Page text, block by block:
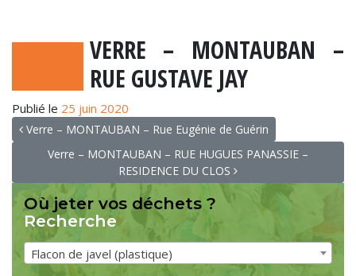
VERRE – MONTAUBAN –
RUE GUSTAVE JAY
Publié le 25 juin 2020
NAVIGATION
Verre – MONTAUBAN – Rue Eugénie de Guérin
Verre – MONTAUBAN – RUE HUGUES PANASSIE –
RESIDENCE DU CLOS
Où jeter vos déchets ?
Recherche
Flacon de javel (plastique)